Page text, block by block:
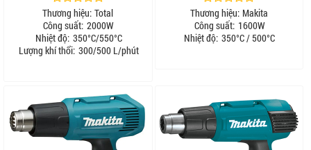
Thương hiệu: Total
Công suất: 2000W
Nhiệt độ: 350°C/550°C
Lượng khí thổi: 300/500 L/phút
Thương hiệu: Makita
Công suất: 1600W
Nhiệt độ: 350°C / 500°C